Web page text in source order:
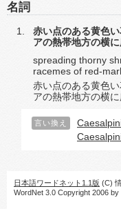
名詞
赤い点のある黄色
アの熱帯地方の横
spreading thorny
racemes of red-
赤い点のある黄色
アの熱帯地方の横
言い換え
日本語ワードネット1.1版 (C)
WordNet 3.0 Copyright 2006